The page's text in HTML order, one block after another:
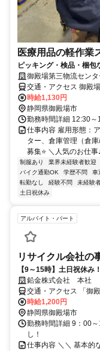
医療用品の軽作業
ピッキング・検品・梱包
御殿場第三物流セン
交通・アクセス 御殿
方面からも通勤便利
殿場線 富士岡駅から車
時給1,130円
静岡県御殿場市
勤務時間詳細 12:30
仕事内容 雇用形態：
ター、倉庫管理（倉
募集⭐ ＼人気のお仕
制服あり 業界未経験者歓迎
バイク通勤OK
学歴不問 車
転勤なし
経験不問 未経験
土日祝休み
アルバイト・パート
リサイクル会社の
【9～15時】土日祝休み
鉛金株式会社 本社
交通・アクセス 「御
時給1,200円
静岡県御殿場市
勤務時間詳細 9：00
し！
仕事内容 ＼＼ 基本的